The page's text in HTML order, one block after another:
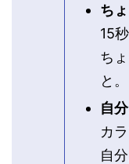
ち
15
ち
と。
自
カ
自